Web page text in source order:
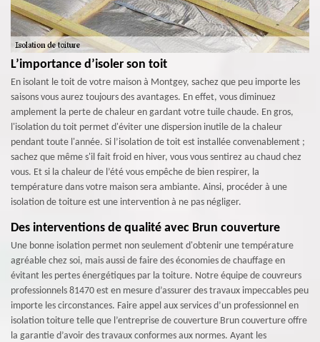
L’importance d’isoler son toit
En isolant le toit de votre maison à Montgey, sachez que peu importe les
saisons vous aurez toujours des avantages. En effet, vous diminuez
amplement la perte de chaleur en gardant votre tuile chaude. En gros,
l'isolation du toit permet d'éviter une dispersion inutile de la chaleur
pendant toute l'année. Si l’isolation de toit est installée convenablement ;
sachez que même s'il fait froid en hiver, vous vous sentirez au chaud chez
vous. Et si la chaleur de l’été vous empêche de bien respirer, la
température dans votre maison sera ambiante. Ainsi, procéder à une
isolation de toiture est une intervention à ne pas négliger.
Des interventions de qualité avec Brun couverture
Une bonne isolation permet non seulement d'obtenir une température
agréable chez soi, mais aussi de faire des économies de chauffage en
évitant les pertes énergétiques par la toiture. Notre équipe de couvreurs
professionnels 81470 est en mesure d’assurer des travaux impeccables peu
importe les circonstances. Faire appel aux services d’un professionnel en
isolation toiture telle que l’entreprise de couverture Brun couverture offre
la garantie d’avoir des travaux conformes aux normes. Ayant les